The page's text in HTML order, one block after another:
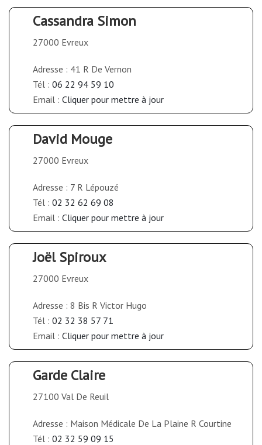
Cassandra Simon
27000 Evreux
Adresse : 41 R De Vernon
Tél : 06 22 94 59 10
Email : Cliquer pour mettre à jour
David Mouge
27000 Evreux
Adresse : 7 R Lépouzé
Tél : 02 32 62 69 08
Email : Cliquer pour mettre à jour
Joël Spiroux
27000 Evreux
Adresse : 8 Bis R Victor Hugo
Tél : 02 32 38 57 71
Email : Cliquer pour mettre à jour
Garde Claire
27100 Val De Reuil
Adresse : Maison Médicale De La Plaine R Courtine
Tél : 02 32 59 09 15